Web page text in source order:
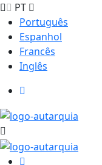
PT
Português
Espanhol
Francês
Inglês